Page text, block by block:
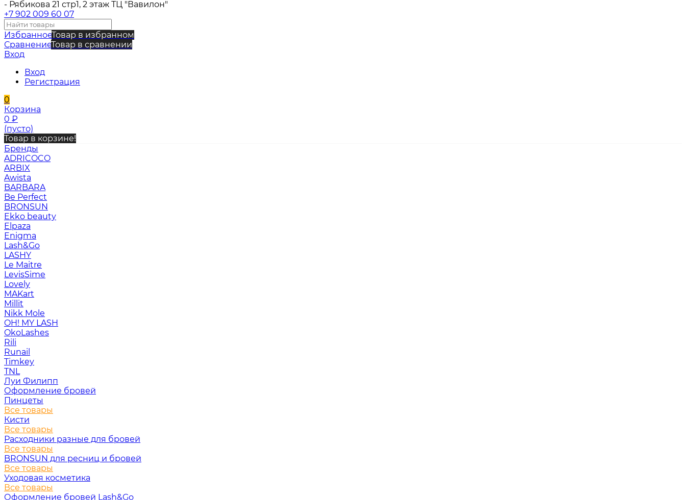
- Рябикова 21 стр1, 2 этаж ТЦ "Вавилон"
+7 902 009 60 07
ИзбранноеТовар в избранном
СравнениеТовар в сравнении
Вход
Вход
Регистрация
0
Корзина
0 ₽
(пусто)
Товар в корзине!
Бренды
ADRICOCO
ARBIX
Awista
BARBARA
Be Perfect
BRONSUN
Ekko beauty
Elpaza
Enigma
Lash&Go
LASHY
Le Maitre
LevisSime
Lovely
MAKart
Millit
Nikk Mole
OH! MY LASH
OkoLashes
Rili
Runail
Timkey
TNL
Луи Филипп
Оформление бровей
Пинцеты
Все товары
Кисти
Все товары
Расходники разные для бровей
Все товары
BRONSUN для ресниц и бровей
Все товары
Уходовая косметика
Все товары
Оформление бровей Lash&Go